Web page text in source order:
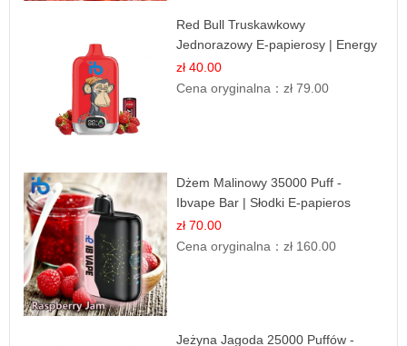
Red Bull Truskawkowy
Jednorazowy E-papierosy | Energy
Drink Smak
zł 40.00
Cena oryginalna：zł 79.00
Dżem Malinowy 35000 Puff -
Ibvape Bar | Słodki E-papieros
Jednorazowy
zł 70.00
Cena oryginalna：zł 160.00
Jeżyna Jagoda 25000 Puffów -